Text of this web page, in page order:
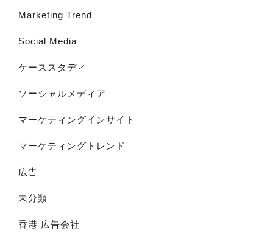
Marketing Trend
Social Media
ケーススタディ
ソーシャルメディア
マーケティングインサイト
マーケティングトレンド
広告
未分類
香港 広告会社